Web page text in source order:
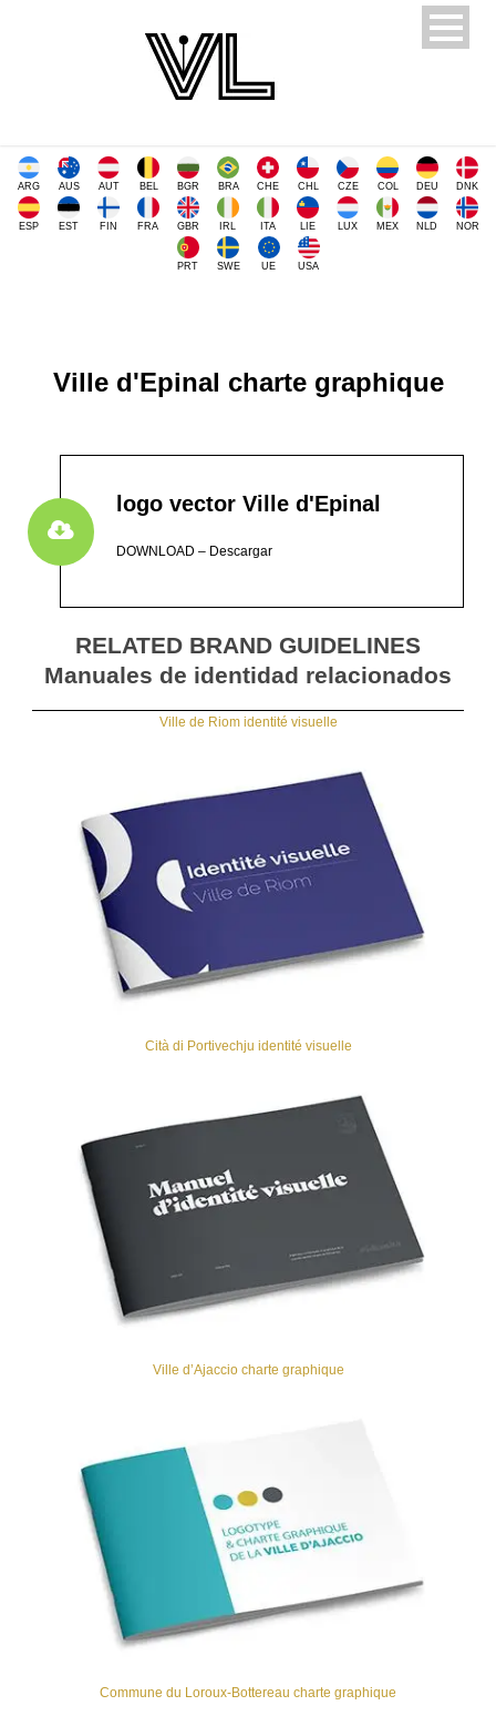
ARG AUS AUT BEL BGR BRA CHE CHL CZE COL DEU DNK
ESP EST FIN FRA GBR IRL ITA LIE LUX MEX NLD NOR
PRT SWE UE USA
Ville d'Epinal charte graphique
logo vector Ville d'Epinal
DOWNLOAD – Descargar
RELATED BRAND GUIDELINES
Manuales de identidad relacionados
Ville de Riom identité visuelle
Cità di Portivechju identité visuelle
Ville d’Ajaccio charte graphique
Commune du Loroux-Bottereau charte graphique